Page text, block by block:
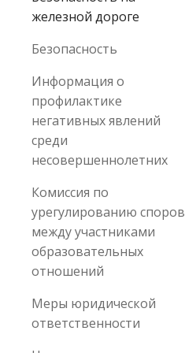
железной дороге
Безопасность
Информация о
профилактике
негативных явлений
среди
несовершеннолетних
Комиссия по
урегулированию споров
между участниками
образовательных
отношений
Меры юридической
ответственности